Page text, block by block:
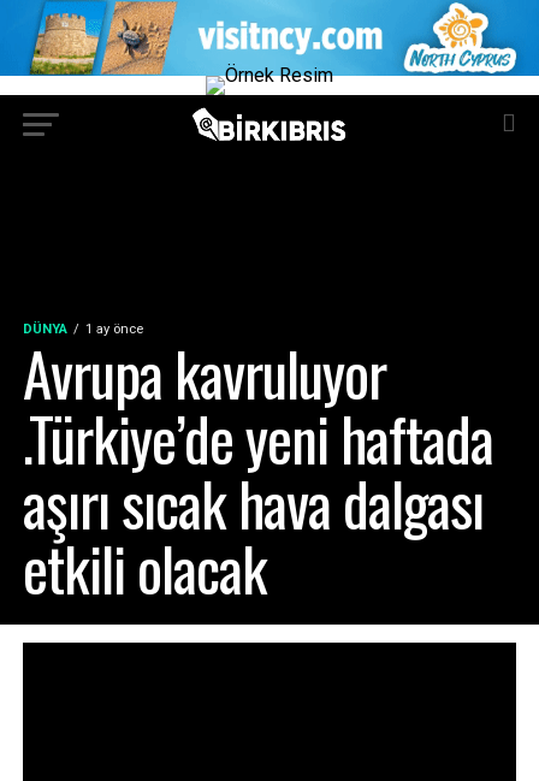
DÜNYA 1 ay önce
Avrupa kavruluyor
.Türkiye’de yeni haftada
aşırı sıcak hava dalgası
etkili olacak